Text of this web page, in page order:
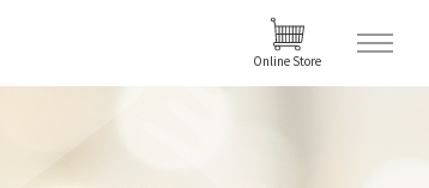
Online Store